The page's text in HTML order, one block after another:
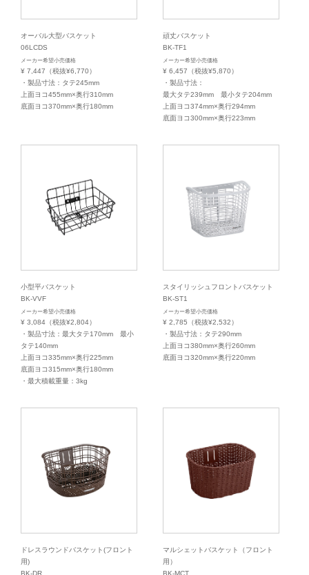
オーバル大型バスケット
06LCDS
メーカー希望小売価格
¥ 7,447（税抜¥6,770）
・製品寸法：タテ245mm
上面ヨコ455mm×奥行310mm
底面ヨコ370mm×奥行180mm
頑丈バスケット
BK-TF1
メーカー希望小売価格
¥ 6,457（税抜¥5,870）
・製品寸法：
最大タテ239mm 最小タテ204mm
上面ヨコ374mm×奥行294mm
底面ヨコ300mm×奥行223mm
小型平バスケット
BK-VVF
メーカー希望小売価格
¥ 3,084（税抜¥2,804）
・製品寸法：最大タテ170mm 最小
タテ140mm
上面ヨコ335mm×奥行225mm
底面ヨコ315mm×奥行180mm
・最大積載重量：3kg
スタイリッシュフロントバスケット
BK-ST1
メーカー希望小売価格
¥ 2,785（税抜¥2,532）
・製品寸法：タテ290mm
上面ヨコ380mm×奥行260mm
底面ヨコ320mm×奥行220mm
ドレスラウンドバスケット(フロント
用)
BK-DR
マルシェットバスケット（フロント
用）
BK-MCT